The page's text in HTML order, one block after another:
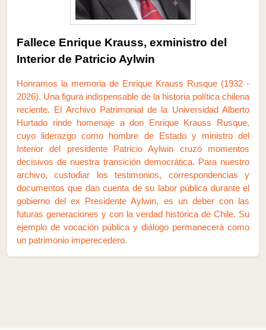
Fallece Enrique Krauss, exministro del
Interior de Patricio Aylwin
Honramos la memoria de Enrique Krauss Rusque (1932 -
2026). Una figura indispensable de la historia política chilena
reciente. El Archivo Patrimonial de la Universidad Alberto
Hurtado rinde homenaje a don Enrique Krauss Rusque,
cuyo liderazgo como hombre de Estado y ministro del
Interior del presidente Patricio Aylwin cruzó momentos
decisivos de nuestra transición democrática. Para nuestro
archivo, custodiar los testimonios, correspondencias y
documentos que dan cuenta de su labor pública durante el
gobierno del ex Presidente Aylwin, es un deber con las
futuras generaciones y con la verdad histórica de Chile. Su
ejemplo de vocación pública y diálogo permanecerá como
un patrimonio imperecedero.